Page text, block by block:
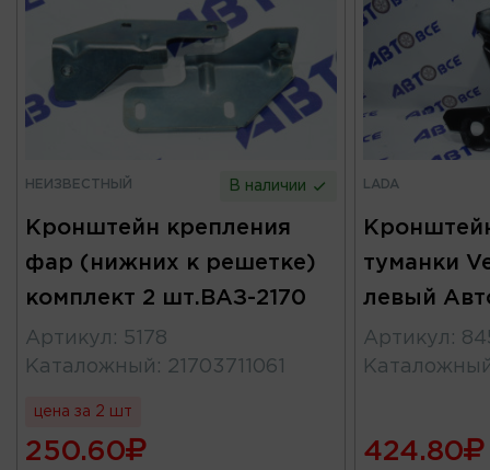
НЕИЗВЕСТНЫЙ В наличии
Кронштейн крепления
фар (нижних к решетке)
комплект 2 шт.ВАЗ-2170
Артикул : 5178
Каталожный : 21703711061
цена за 2 шт
250.60
LADA
туманки
левый
Артикул :
424.80